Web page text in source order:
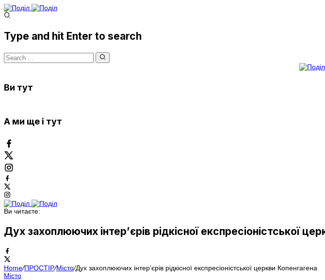
Type and hit Enter to search
Ви тут
А ми ще і тут
Ви читаєте:
Дух захоплюючих інтер’єрів рідкісної експресіоністської
Home/ПРОСТІР/Місто/Дух захоплюючих інтер’єрів рідкісної експресіоністської церкви Копенгагена
Місто